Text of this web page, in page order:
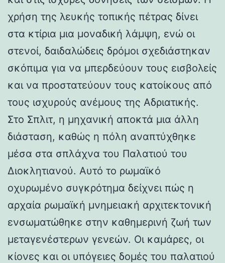
χρήση της λευκής τοπικής πέτρας δίνει
στα κτίρια μια μοναδική λάμψη, ενώ οι
στενοί, δαιδαλώδεις δρόμοι σχεδιάστηκαν
σκόπιμα για να μπερδεύουν τους εισβολείς
και να προστατεύουν τους κατοίκους από
τους ισχυρούς ανέμους της Αδριατικής.
Στο Σπλιτ, η μηχανική αποκτά μια άλλη
διάσταση, καθώς η πόλη αναπτύχθηκε
μέσα στα σπλάχνα του Παλατιού του
Διοκλητιανού. Αυτό το ρωμαϊκό
οχυρωμένο συγκρότημα δείχνει πώς η
αρχαία ρωμαϊκή μνημειακή αρχιτεκτονική
ενσωματώθηκε στην καθημερινή ζωή των
μεταγενέστερων γενεών. Οι καμάρες, οι
κίονες και οι υπόγειες δομές του παλατιού